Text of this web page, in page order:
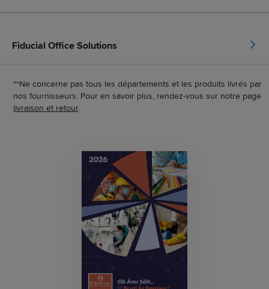
Fiducial Office Solutions
**Ne concerne pas tous les départements et les produits livrés par
nos fournisseurs. Pour en savoir plus, rendez-vous sur notre page
livraison et retour.